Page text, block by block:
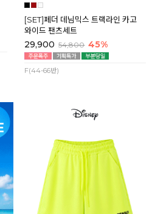
[SET]페더 데님믹스 트랙라인 카고
와이드 팬츠세트
29,900 54,800 45%
F(44-66반)